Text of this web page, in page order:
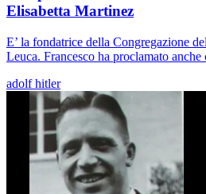
Elisabetta Martinez
E’ la fondatrice della Congregazione
Leuca. Francesco ha proclamato
adolf hitler